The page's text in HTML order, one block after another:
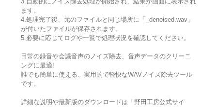
ます。
4.処理完了後、元のファイルと同じ場所に「_denoised.wav」
が付いたファイルが保存されます。
5.必要に応じてログや一覧で処理状況を確認してください。
日常の録音や会議音声のノイズ除去、音声データのクリーニ
ングに最適!
誰でも簡単に使える、実用的で軽快なWAVノイズ除去ツール
です。
詳細な説明や最新版のダウンロードは「野田工房公式サイ